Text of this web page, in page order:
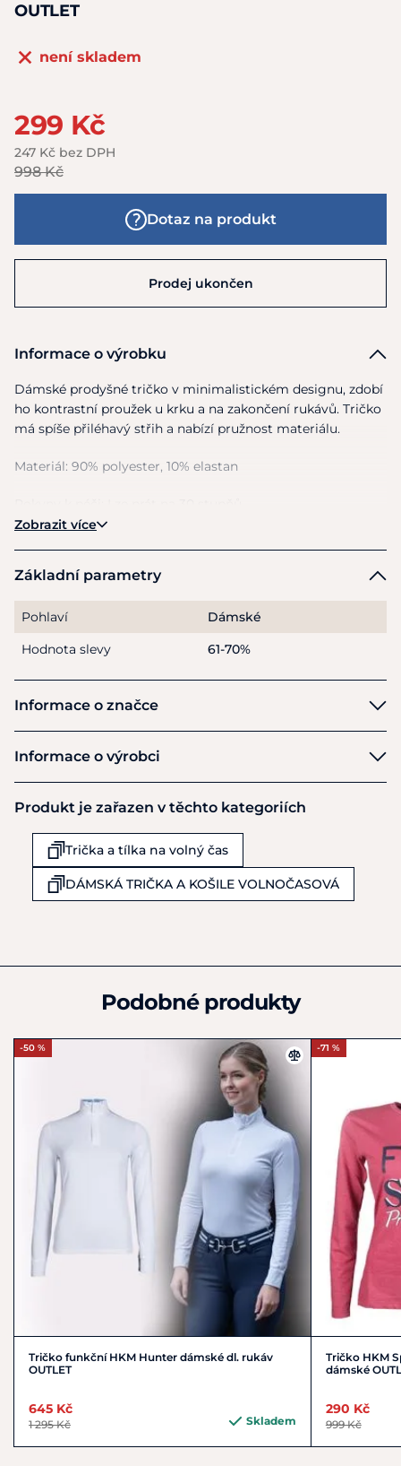
OUTLET
není skladem
299 Kč
247 Kč bez DPH
998 Kč
Dotaz na produkt
Prodej ukončen
Informace o výrobku
Dámské prodyšné tričko v minimalistickém designu, zdobí
ho kontrastní proužek u krku a na zakončení rukávů. Tričko
má spíše přiléhavý střih a nabízí pružnost materiálu.
Materiál: 90% polyester, 10% elastan
Zobrazit více
Základní parametry
Pohlaví
Dámské
Hodnota slevy
61-70%
Informace o značce
HKM
Informace o výrobci
HKM Sports Equipment GmbH
Veldenhauser Str 240
Neuenhaus
D49828
Německo
Produkt je zařazen v těchto kategoriích
Trička a tílka na volný čas
DÁMSKÁ TRIČKA A KOŠILE VOLNOČASOVÁ
Podobné produkty
-50 %
Tričko funkční HKM Hunter dámské dl. rukáv
OUTLET
645 Kč
1 295 Kč Skladem
-71 %
Tričko HKM
dámské
290 Kč
999 Kč